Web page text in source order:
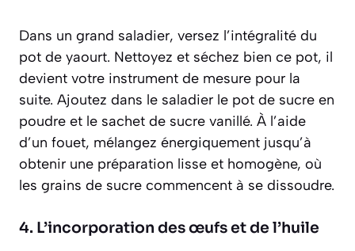
Dans un grand saladier, versez l’intégralité du
pot de yaourt. Nettoyez et séchez bien ce pot, il
devient votre instrument de mesure pour la
suite. Ajoutez dans le saladier le pot de sucre en
poudre et le sachet de sucre vanillé. À l’aide
d’un fouet, mélangez énergiquement jusqu’à
obtenir une préparation lisse et homogène, où
les grains de sucre commencent à se dissoudre.
4. L’incorporation des œufs et de l’huile